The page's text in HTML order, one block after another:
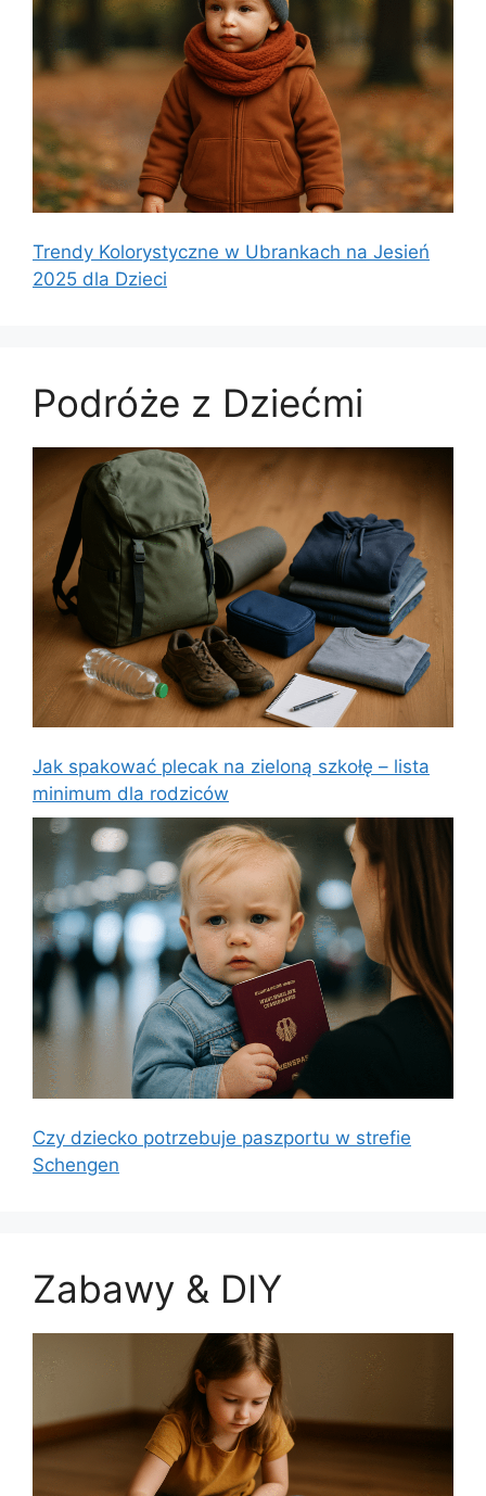
Trendy Kolorystyczne w Ubrankach na Jesień
2025 dla Dzieci
Podróże z Dziećmi
Jak spakować plecak na zieloną szkołę – lista
minimum dla rodziców
Czy dziecko potrzebuje paszportu w strefie
Schengen
Zabawy & DIY